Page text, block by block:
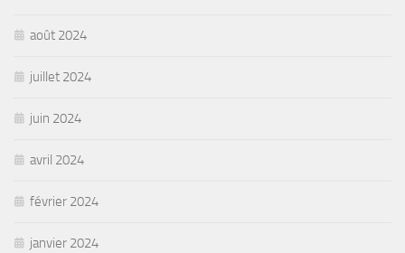
août 2024
juillet 2024
juin 2024
avril 2024
février 2024
janvier 2024